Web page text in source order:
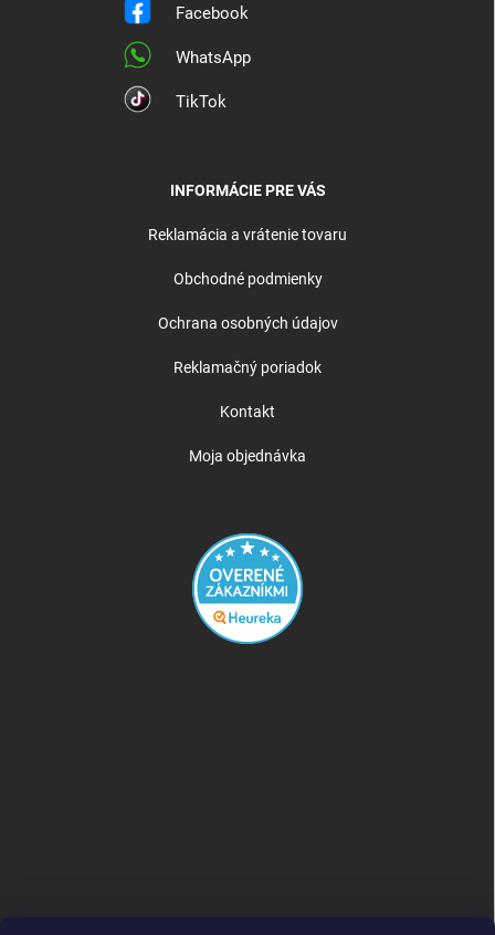
Facebook
WhatsApp
TikTok
INFORMÁCIE PRE VÁS
Reklamácia a vrátenie tovaru
Obchodné podmienky
Ochrana osobných údajov
Reklamačný poriadok
Kontakt
Moja objednávka